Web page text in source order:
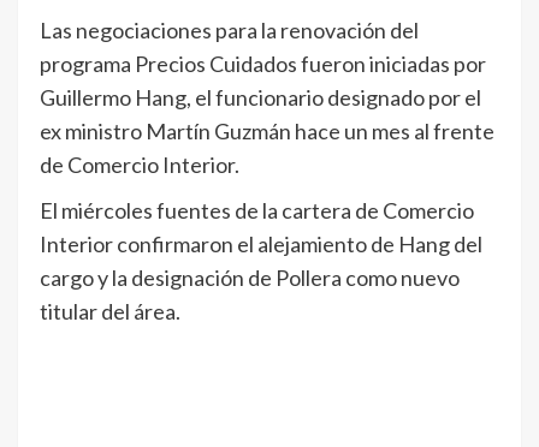
Las negociaciones para la renovación del
programa Precios Cuidados fueron iniciadas por
Guillermo Hang, el funcionario designado por el
ex ministro Martín Guzmán hace un mes al frente
de Comercio Interior.
El miércoles fuentes de la cartera de Comercio
Interior confirmaron el alejamiento de Hang del
cargo y la designación de Pollera como nuevo
titular del área.